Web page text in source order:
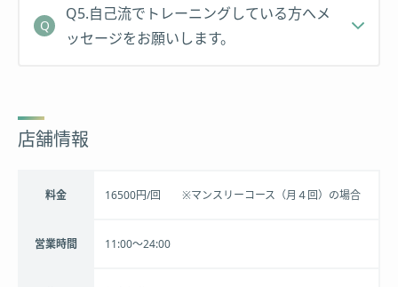
Q5.⾃⼰流でトレーニングしている⽅へメ
ッセージをお願いします。
店舗情報
料金 16500円/回 ※マンスリーコース（月４回）の場合
営業時間 11:00～24:00